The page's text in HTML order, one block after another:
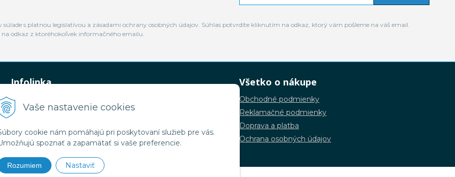
Vaše nastavenie cookies
cookie nám pomáhajú pri poskytovaní služieb pre vás.
spoznať a zapamätať si vaše preferencie.
Rozumiem Nastaviť
s platnou legislatívou a zásadami ochrany osobných údajov. Súhlas potvrdíte kliknutím na odkaz, ktorý vám pošleme na váš email.
odkaz z ktoréhokoľvek informačného emailu.
Infolinka
0948 449 364
predaj@jamtal.sk
Všetko o nákupe
Obchodné podmienky
Reklamačné podmienky
Doprava a platba
Ochrana osobných údajov